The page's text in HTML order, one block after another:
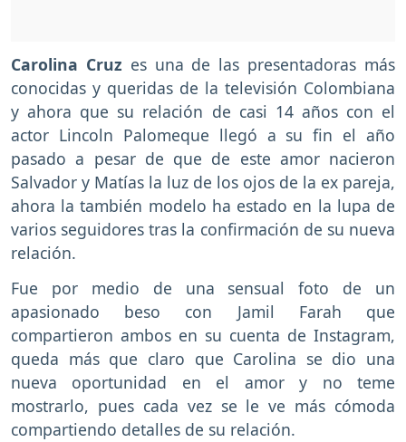
Carolina Cruz es una de las presentadoras más
conocidas y queridas de la televisión Colombiana
y ahora que su relación de casi 14 años con el
actor Lincoln Palomeque llegó a su fin el año
pasado a pesar de que de este amor nacieron
Salvador y Matías la luz de los ojos de la ex pareja,
ahora la también modelo ha estado en la lupa de
varios seguidores tras la confirmación de su nueva
relación.
Fue por medio de una sensual foto de un
apasionado beso con Jamil Farah que
compartieron ambos en su cuenta de Instagram,
queda más que claro que Carolina se dio una
nueva oportunidad en el amor y no teme
mostrarlo, pues cada vez se le ve más cómoda
compartiendo detalles de su relación.